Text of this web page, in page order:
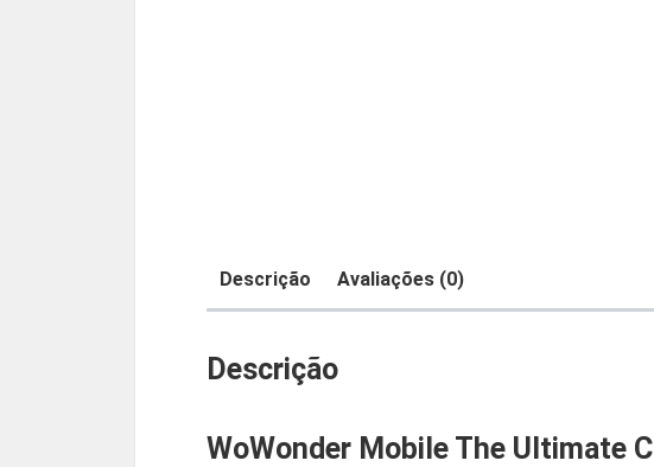
Descrição Avaliações (0)
Descrição
WoWonder Mobile The Ultimate